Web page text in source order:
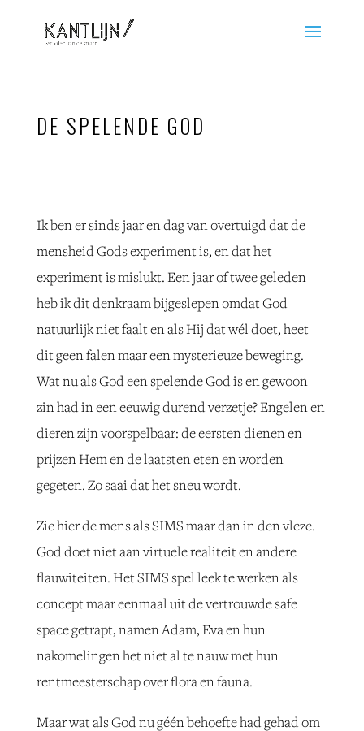
DE SPELENDE GOD
Ik ben er sinds jaar en dag van overtuigd dat de
mensheid Gods experiment is, en dat het
experiment is mislukt. Een jaar of twee geleden
heb ik dit denkraam bijgeslepen omdat God
natuurlijk niet faalt en als Hij dat wél doet, heet
dit geen falen maar een mysterieuze beweging.
Wat nu als God een spelende God is en gewoon
zin had in een eeuwig durend verzetje? Engelen en
dieren zijn voorspelbaar: de eersten dienen en
prijzen Hem en de laatsten eten en worden
gegeten. Zo saai dat het sneu wordt.
Zie hier de mens als SIMS maar dan in den vleze.
God doet niet aan virtuele realiteit en andere
flauwiteiten. Het SIMS spel leek te werken als
concept maar eenmaal uit de vertrouwde safe
space getrapt, namen Adam, Eva en hun
nakomelingen het niet al te nauw met hun
rentmeesterschap over flora en fauna.
Maar wat als God nu géén behoefte had gehad om